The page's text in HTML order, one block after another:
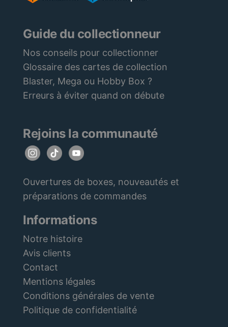
Guide du collectionneur
Nos conseils pour collectionner
Glossaire des cartes de collection
Blaster, Mega ou Hobby Box ?
Erreurs à éviter quand on débute
Rejoins la communauté
Ouvertures de boxes, nouveautés et
préparations de commandes
Informations
Notre histoire
Avis clients
Contact
Mentions légales
Conditions générales de vente
Politique de confidentialité